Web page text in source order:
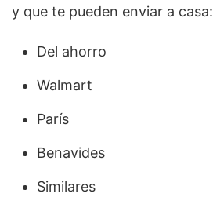
y que te pueden enviar a casa:
Del ahorro
Walmart
París
Benavides
Similares